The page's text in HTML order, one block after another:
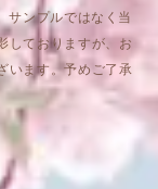
サンプルではなく当
しておりますが、お
います。予めご了承